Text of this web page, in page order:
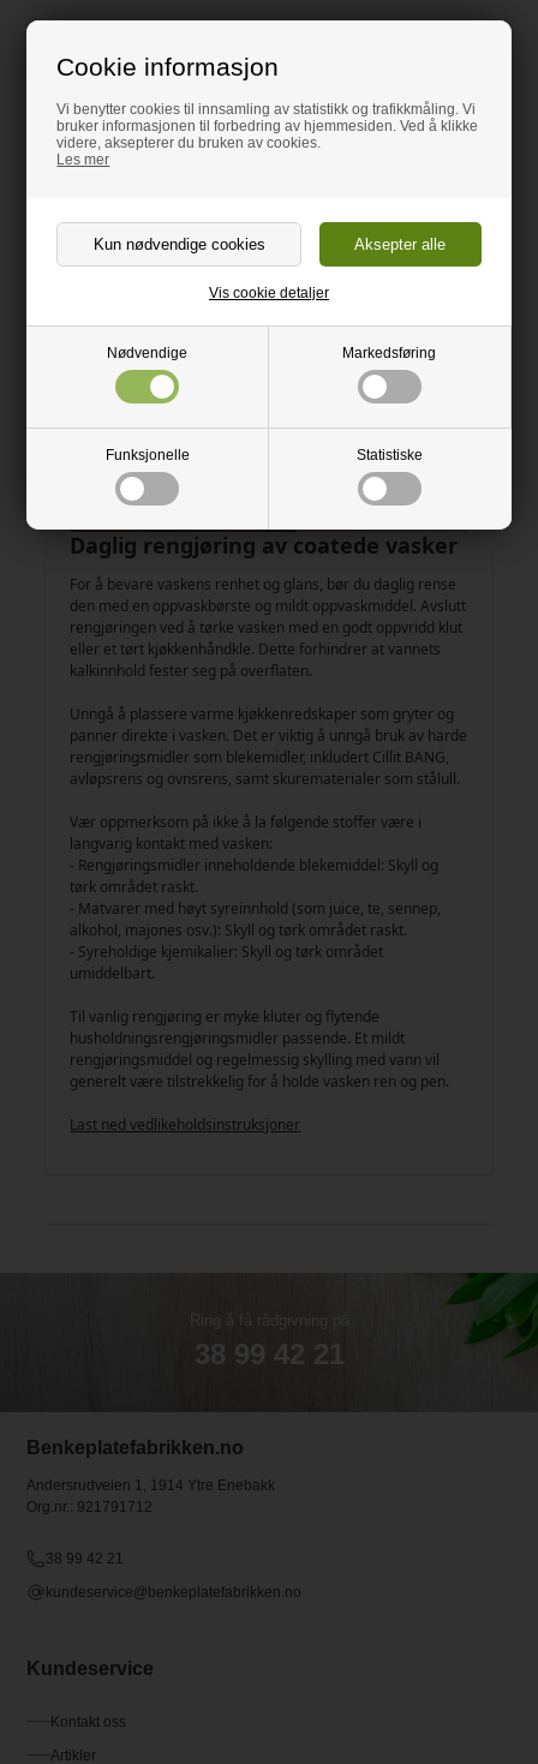
Cookie informasjon
Vi benytter cookies til innsamling av statistikk og trafikkmåling. Vi
bruker informasjonen til forbedring av hjemmesiden. Ved å klikke
videre, aksepterer du bruken av cookies.
Les mer
Nødvendige Markedsføring
Funksjonelle Statistiske
Vis cookie detaljer
Daglig rengjøring av coatede vasker
For å bevare vaskens renhet og glans, bør du daglig rense
den med en oppvaskbørste og mildt oppvaskmiddel. Avslutt
rengjøringen ved å tørke vasken med en godt oppvridd klut
eller et tørt kjøkkenhåndkle. Dette forhindrer at vannets
kalkinnhold fester seg på overflaten.
Unngå å plassere varme kjøkkenredskaper som gryter og
panner direkte i vasken. Det er viktig å unngå bruk av harde
rengjøringsmidler som blekemidler, inkludert Cillit BANG,
avløpsrens og ovnsrens, samt skurematerialer som stålull.
Vær oppmerksom på ikke å la følgende stoffer være i
langvarig kontakt med vasken:
- Rengjøringsmidler inneholdende blekemiddel: Skyll og
tørk området raskt.
- Matvarer med høyt syreinnhold (som juice, te, sennep,
alkohol, majones osv.): Skyll og tørk området raskt.
- Syreholdige kjemikalier: Skyll og tørk området
umiddelbart.
Til vanlig rengjøring er myke kluter og flytende
husholdningsrengjøringsmidler passende. Et mildt
rengjøringsmiddel og regelmessig skylling med vann vil
generelt være tilstrekkelig for å holde vasken ren og pen.
Last ned vedlikeholdsinstruksjoner
Ring å få rådgivning på
38 99 42 21
Benkeplatefabrikken.no
Andersrudveien 1, 1914 Ytre Enebakk
Org.nr.: 921791712
38 99 42 21
kundeservice@benkeplatefabrikken.no
Kundeservice
Kontakt oss
Artikler